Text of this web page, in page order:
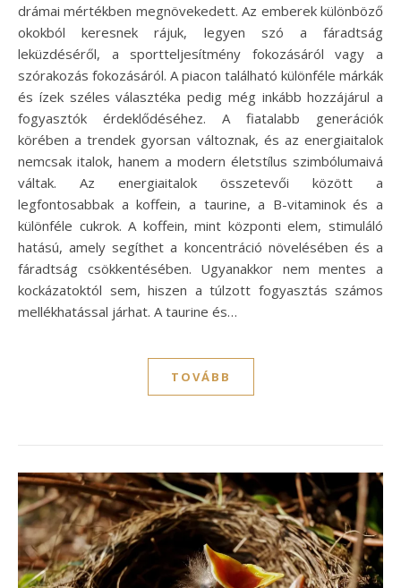
drámai mértékben megnövekedett. Az emberek különböző
okokból keresnek rájuk, legyen szó a fáradtság
leküzdéséről, a sportteljesítmény fokozásáról vagy a
szórakozás fokozásáról. A piacon található különféle márkák
és ízek széles választéka pedig még inkább hozzájárul a
fogyasztók érdeklődéséhez. A fiatalabb generációk
körében a trendek gyorsan változnak, és az energiaitalok
nemcsak italok, hanem a modern életstílus szimbólumaivá
váltak. Az energiaitalok összetevői között a
legfontosabbak a koffein, a taurine, a B-vitaminok és a
különféle cukrok. A koffein, mint központi elem, stimuláló
hatású, amely segíthet a koncentráció növelésében és a
fáradtság csökkentésében. Ugyanakkor nem mentes a
kockázatoktól sem, hiszen a túlzott fogyasztás számos
mellékhatással járhat. A taurine és…
TOVÁBB